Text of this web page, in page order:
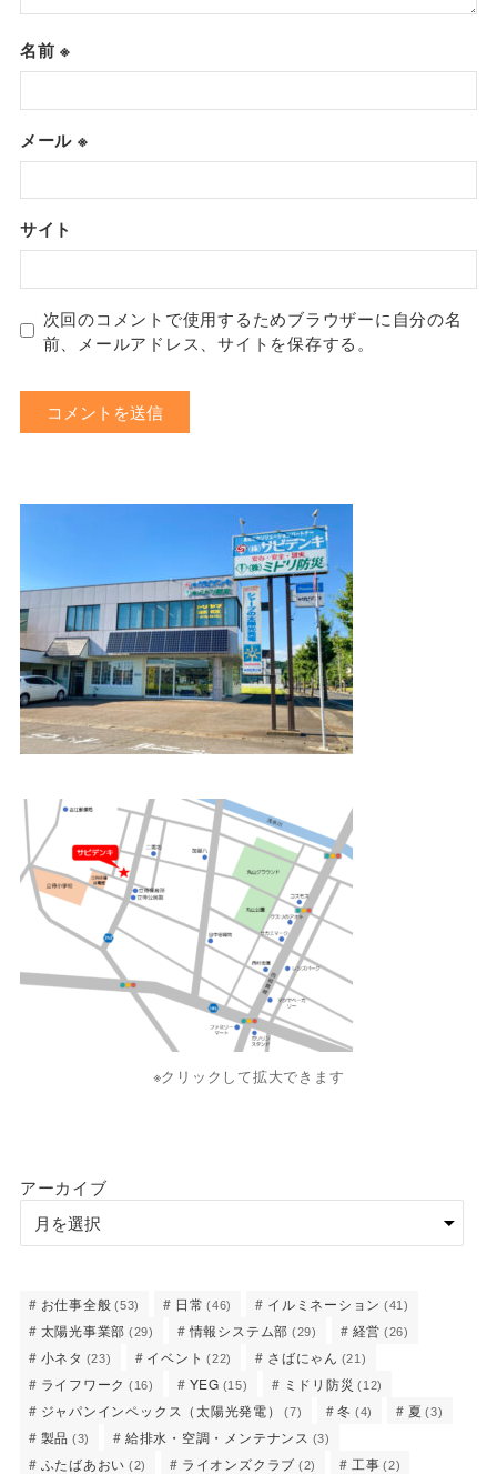
名前※
メール ※
サイト
次回のコメントで使用するためブラウザーに自分の名
前、メールアドレス、サイトを保存する。
※クリックして拡大できます
アーカイブ
お仕事全般 (53) 日常 (46) イルミネーション (41)
太陽光事業部 (29) 情報システム部 (29) 経営 (26)
小ネタ (23) イベント (22) さばにゃん (21)
ライフワーク (16) YEG (15) ミドリ防災 (12)
ジャパンインペックス（太陽光発電） (7) 冬 (4) 夏 (3)
製品 (3) 給排水・空調・メンテナンス (3)
ふたばあおい (2) ライオンズクラブ (2) 工事 (2)